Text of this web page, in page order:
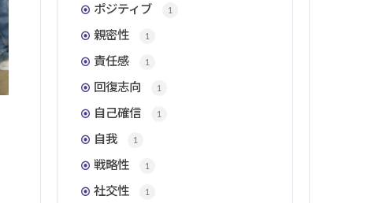
ポジティブ 1
親密性 1
責任感 1
回復志向 1
自己確信 1
自我 1
戦略性 1
社交性 1